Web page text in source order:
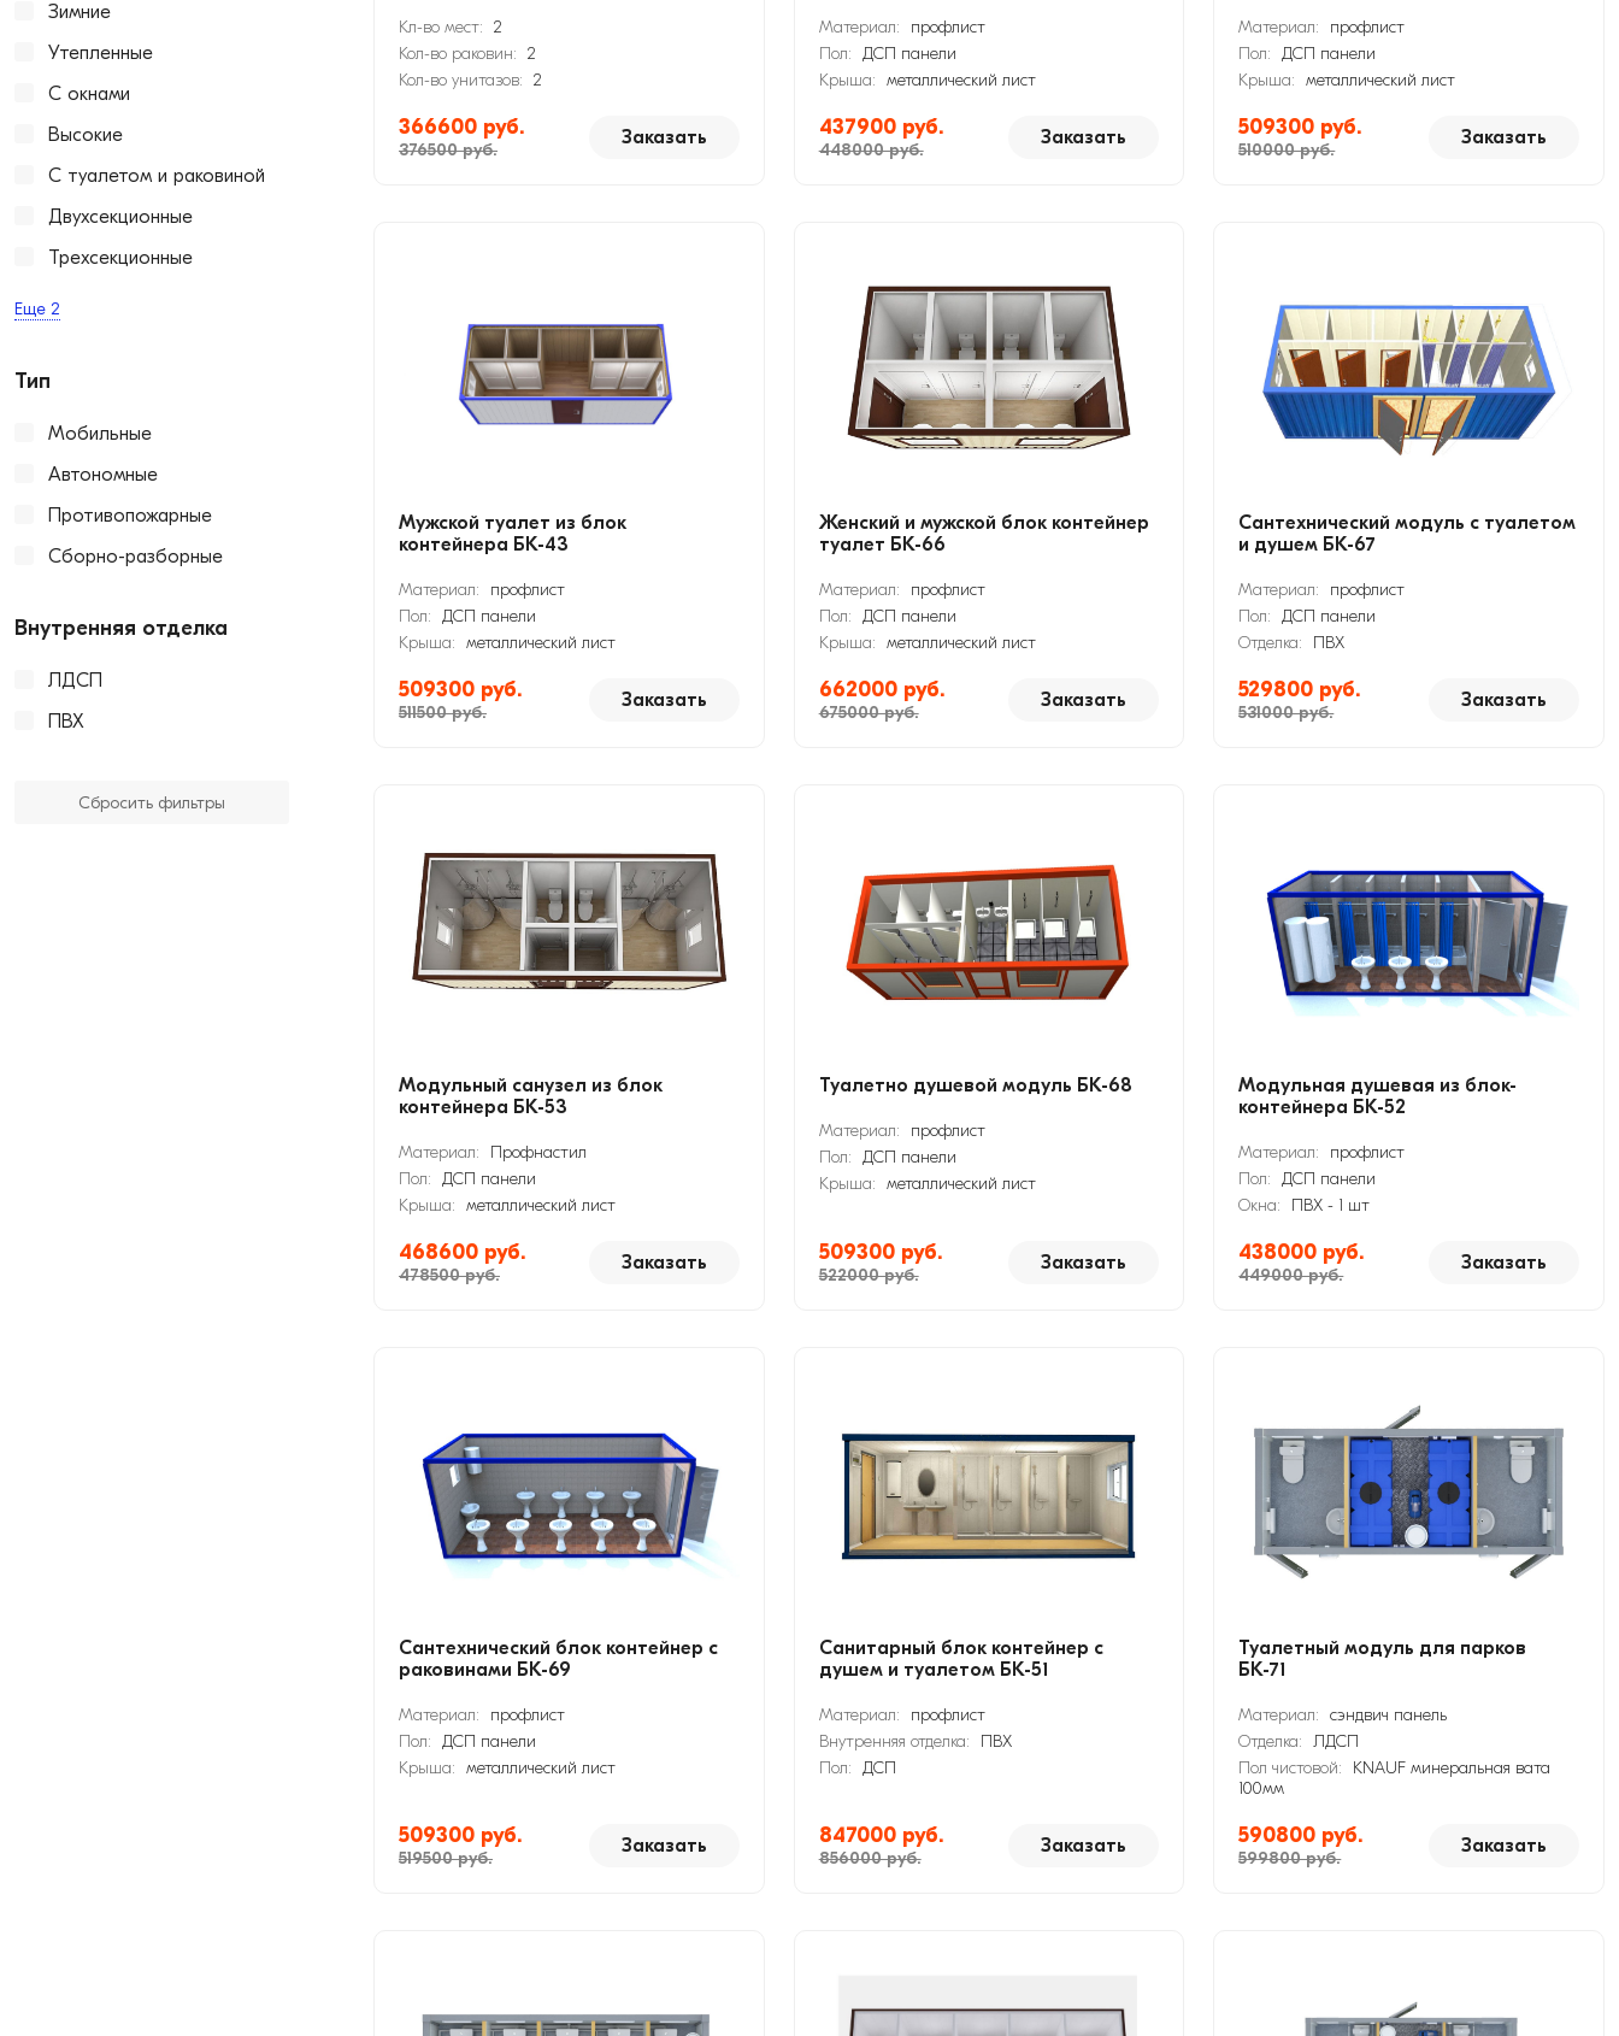
Зимние
Утепленные
С окнами
Высокие
С туалетом и раковиной
Двухсекционные
Трехсекционные
Еще 2
Тип
Мобильные
Автономные
Противопожарные
Сборно-разборные
Внутренняя отделка
ЛДСП
ПВХ
Сбросить фильтры
Кл-во мест: 2
Кол-во раковин: 2
Кол-во унитазов: 2
366600 руб.
376500 руб.
Заказать
Материал:
профлист
Пол: ДСП панели
Крыша: металлический лист
437900 руб.
448000 руб.
Заказать
Материал:
профлист
Пол:
ДСП панели
Крыша:
металлический лист
509300 руб.
510000 руб.
Заказать
Мужской туалет из блок
контейнера БК-43
Материал:
профлист
Пол: ДСП панели
Крыша: металлический лист
509300 руб.
511500 руб.
Заказать
Женский и мужской блок контейнер
туалет БК-66
Материал:
профлист
Пол: ДСП панели
Крыша: металлический лист
662000 руб.
675000 руб.
Заказать
Сантехнический модуль с туалетом
и душем БК-67
Материал:
профлист
Пол:
ДСП панели
Отделка:
ПВХ
529800 руб.
531000 руб.
Заказать
Модульный санузел из блок
контейнера БК-53
Материал:
Профнастил
Пол: ДСП панели
Крыша: металлический лист
468600 руб.
478500 руб.
Заказать
Туалетно душевой модуль БК-68
Материал:
профлист
Пол: ДСП панели
Крыша: металлический лист
509300 руб.
522000 руб.
Заказать
Модульная душевая из блок-
контейнера БК-52
Материал:
профлист
Пол:
ДСП панели
Окна:
ПВХ - 1 шт
438000 руб.
449000 руб.
Заказать
Сантехнический блок контейнер с
раковинами БК-69
Материал:
профлист
Пол: ДСП панели
Крыша: металлический лист
509300 руб.
519500 руб.
Заказать
Санитарный блок контейнер с
душем и туалетом БК-51
Материал:
профлист
Внутренняя отделка:
ПВХ
Пол: ДСП
847000 руб.
856000 руб.
Заказать
Туалетный модуль для парков
БК-71
Материал:
сэндвич панель
Отделка:
ЛДСП
Пол чистовой:
KNAUF минеральная вата
100мм
590800 руб.
599800 руб.
Заказать